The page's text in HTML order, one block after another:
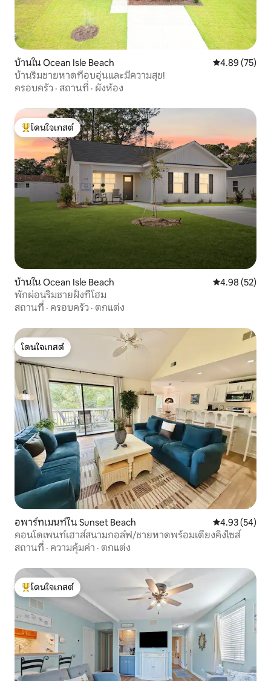
บ้านใน Ocean Isle Beach คะแนนเฉลี่ย
4.89 (75)
บ้านริมชายหาดที่อบอุ่นและมีความสุข!
ครอบครัว · สถานที่ · ผังห้อง
โดนใจเกสต์ที่สุด
โดนใจเกสต์
บ้านใน Ocean Isle Beach คะแนนเฉลี่ย
4.98 (52)
พักผ่อนริมชายฝั่งที่โฮม
สถานที่ · ครอบครัว · ตกแต่ง
โดนใจเกสต์
โดนใจเกสต์
อพาร์ทเมนท์ใน Sunset Beach คะแนนเฉลี่ย
4.93 (54)
คอนโดเพนท์เฮาส์สนามกอล์ฟ/ชายหาดพร้อมเตียงคิงไซส์
สถานที่ · ความคุ้มค่า · ตกแต่ง
โดนใจเกสต์ที่สุด
โดนใจเกสต์